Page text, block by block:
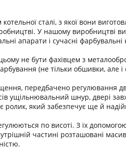
сталі, з якої вони
У нашому виробництві
апарати і сучасні
не бути фахівцем з
(не тільки обшивки, але і
передбачено регулювання
ущільнювальний шнур, двері
який забезпечує ще й
по висоті. З їх
частині розташовані